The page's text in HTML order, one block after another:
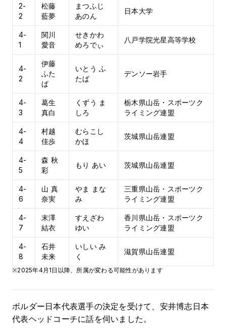
2-
2
松藤
藍夢
まつふじ
あのん
日本大学
4-
1
関川
愛音
せきかわ
めろでぃ
八戸学院光星高等学校
4-
2
伊藤
ふた
ば
いとう ふ
たば
デンソー岩手
4-
3
葛生
真白
くずう ま
しろ
栃木県山岳・スポーツク
ライミング連盟
4-
4
村越
佳歩
むらこし
かほ
茨城県山岳連盟
4-
5
森 秋
彩
もり あい 茨城県山岳連盟
4-
6
山 真
奈実
やま まな
み
三重県山岳・スポーツク
ライミング連盟
4-
7
末澤
結衣
すえざわ
ゆい
香川県山岳・スポーツク
ライミング連盟
4-
8
石井
未来
いしい み
く
滋賀県山岳連盟
※2025年4月1日以降、所属が変わる可能性があります
ボルダー日本代表選手の決定を受けて、安井博志日本
代表ヘッドコーチに話を伺いました。